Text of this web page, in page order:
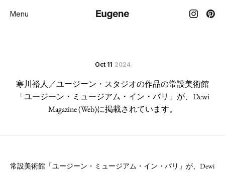
Menu
Oct 11 2024
寒川裕人／ユージーン・スタジオの作品の常設美術館
「ユージーン・ミュージアム・イン・バリ」が、Dewi
Magazine (Web)に掲載されています。
常設美術館「ユージーン・ミュージアム・イン・バリ」が、Dewi